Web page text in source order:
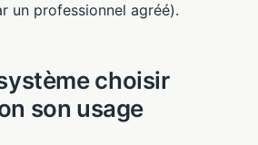
un professionnel agréé).
choisir
son usage